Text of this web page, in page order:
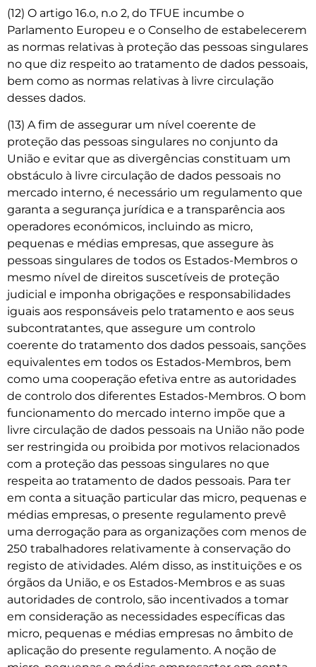
(12) O artigo 16.o, n.o 2, do TFUE incumbe o
Parlamento Europeu e o Conselho de estabelecerem
as normas relativas à proteção das pessoas singulares
no que diz respeito ao tratamento de dados pessoais,
bem como as normas relativas à livre circulação
desses dados.
(13) A fim de assegurar um nível coerente de
proteção das pessoas singulares no conjunto da
União e evitar que as divergências constituam um
obstáculo à livre circulação de dados pessoais no
mercado interno, é necessário um regulamento que
garanta a segurança jurídica e a transparência aos
operadores económicos, incluindo as micro,
pequenas e médias empresas, que assegure às
pessoas singulares de todos os Estados-Membros o
mesmo nível de direitos suscetíveis de proteção
judicial e imponha obrigações e responsabilidades
iguais aos responsáveis pelo tratamento e aos seus
subcontratantes, que assegure um controlo
coerente do tratamento dos dados pessoais, sanções
equivalentes em todos os Estados-Membros, bem
como uma cooperação efetiva entre as autoridades
de controlo dos diferentes Estados-Membros. O bom
funcionamento do mercado interno impõe que a
livre circulação de dados pessoais na União não pode
ser restringida ou proibida por motivos relacionados
com a proteção das pessoas singulares no que
respeita ao tratamento de dados pessoais. Para ter
em conta a situação particular das micro, pequenas e
médias empresas, o presente regulamento prevê
uma derrogação para as organizações com menos de
250 trabalhadores relativamente à conservação do
registo de atividades. Além disso, as instituições e os
órgãos da União, e os Estados-Membros e as suas
autoridades de controlo, são incentivados a tomar
em consideração as necessidades específicas das
micro, pequenas e médias empresas no âmbito de
aplicação do presente regulamento. A noção de